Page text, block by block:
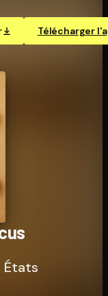
Télécharger
États